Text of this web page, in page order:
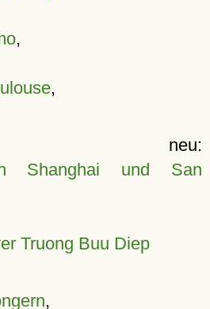
,
,
Shanghai und San
Truong Buu Diep
,